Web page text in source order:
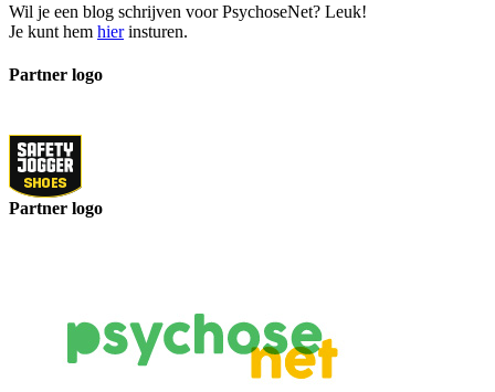
Wil je een blog schrijven voor PsychoseNet? Leuk!
Je kunt hem hierinsturen.
Partner logo
Partner logo